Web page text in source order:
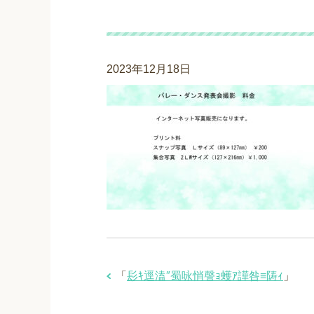
2023年12月18日
「 髟ｷ逕溘″蜀咏悄謦ｮ蠖ｱ譁咎≡陦ｨ 」